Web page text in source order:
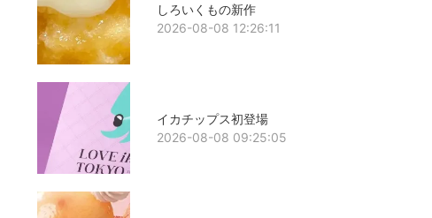
しろいくもの新作
2026-08-08 12:26:11
イカチップス初登場
2026-08-08 09:25:05